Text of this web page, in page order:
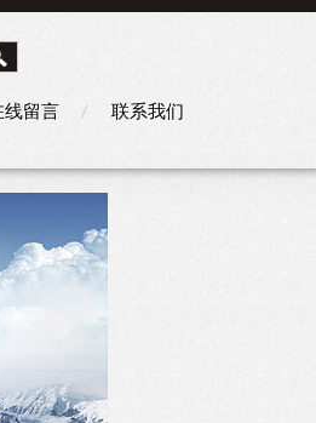
线留言 联系我们